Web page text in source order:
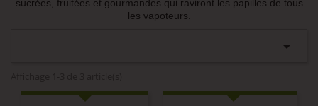
sucrées, fruitées et gourmandes qui raviront les papilles de tous
les vapoteurs.
